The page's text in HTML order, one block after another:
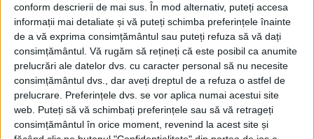
conform descrierii de mai sus. În mod alternativ, puteți accesa
informații mai detaliate și vă puteți schimba preferințele înainte
de a vă exprima consimțământul sau puteți refuza să vă dați
consimțământul. Vă rugăm să rețineți că este posibil ca anumite
prelucrări ale datelor dvs. cu caracter personal să nu necesite
consimțământul dvs., dar aveți dreptul de a refuza o astfel de
prelucrare. Preferințele dvs. se vor aplica numai acestui site
web. Puteți să vă schimbați preferințele sau să vă retrageți
consimțământul în orice moment, revenind la acest site și
ALCOOLUL
Una dintre cele mai răspândite teorii a fost
cea conform căreia, vasul transporta
alcool, iar din cauza vaporilor creați,
încăperea a sarit în aer și echipajul de